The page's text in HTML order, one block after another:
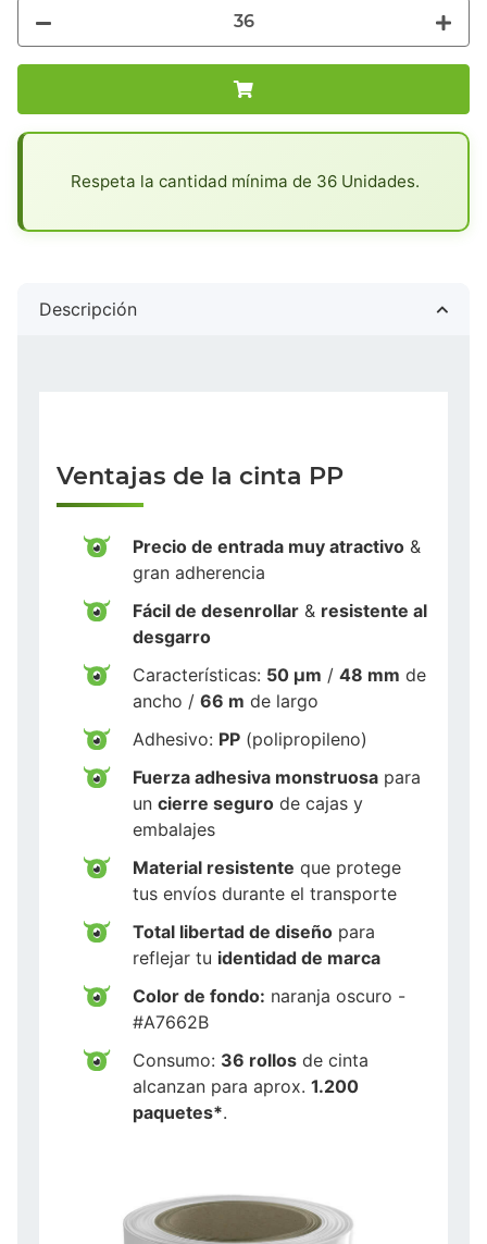
Respeta la cantidad mínima de 36 Unidades.
Descripción
Ventajas de la cinta PP
Precio de entrada muy atractivo &
gran adherencia
Fácil de desenrollar & resistente al
desgarro
Características: 50 µm / 48 mm de
ancho / 66 m de largo
Adhesivo: PP (polipropileno)
Fuerza adhesiva monstruosa para
un cierre seguro de cajas y
embalajes
Material resistente que protege
tus envíos durante el transporte
Total libertad de diseño para
reflejar tu identidad de marca
Color de fondo: naranja oscuro -
#A7662B
Consumo: 36 rollos de cinta
alcanzan para aprox. 1.200
paquetes*.